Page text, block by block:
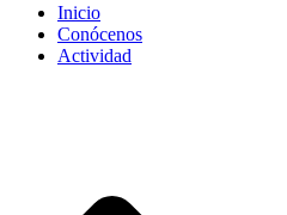
Inicio
Conócenos
Actividad